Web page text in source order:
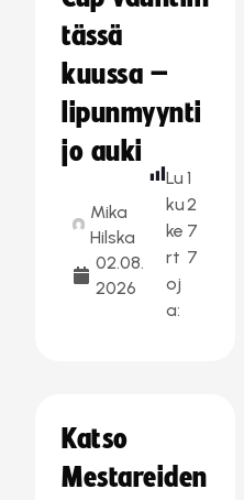
tässä
kuussa –
lipunmyynti
jo auki
Mika
Hilska
02.08.
2026
Lu
ku
ke
rt
oj
a:
1
2
7
7
Katso
Mestareiden